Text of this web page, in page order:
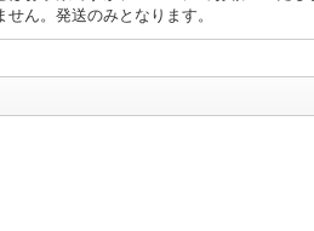
ん。発送のみとなります。